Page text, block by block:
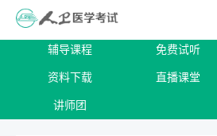
辅导课程 免费试听
资料下载 直播课堂
讲师团